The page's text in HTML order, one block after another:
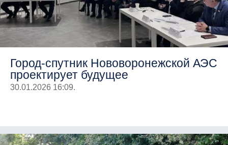
Город-спутник Нововоронежской АЭС
проектирует будущее
30.01.2026 16:09.